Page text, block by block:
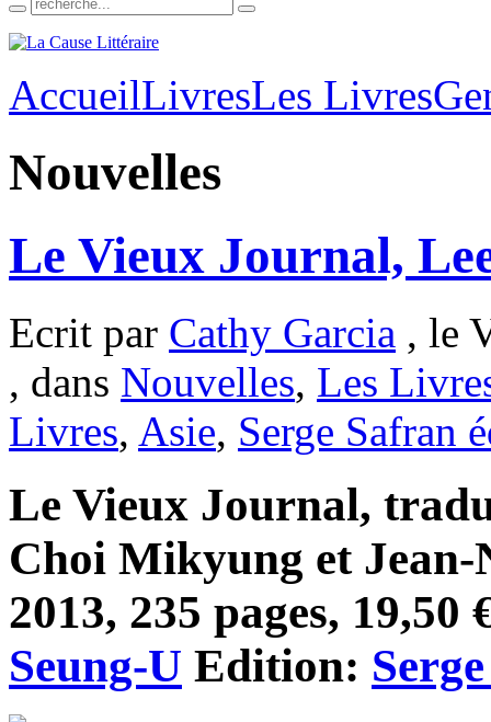
AccueilLivresLes Livres
Nouvelles
Le Vieux Journal,
Ecrit par Cathy Garcia , le
, dans Nouvelles, Les
Livres, Asie, Serge Safran
Le Vieux Journal,
Choi Mikyung et Jean-
2013, 235 pages,
Seung-U Edition: